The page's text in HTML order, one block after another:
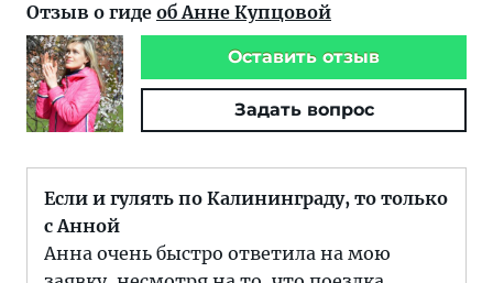
Отзыв о гиде об Анне Купцовой
Оставить отзыв
Задать вопрос
Если и гулять по Калининграду, то только
с Анной
Анна очень быстро ответила на мою